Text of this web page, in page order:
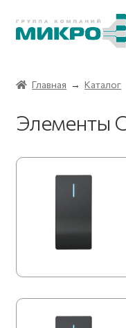
Перейти
к
Перейти
к
Модемы
О компании
Главная →Каталог
Элементы